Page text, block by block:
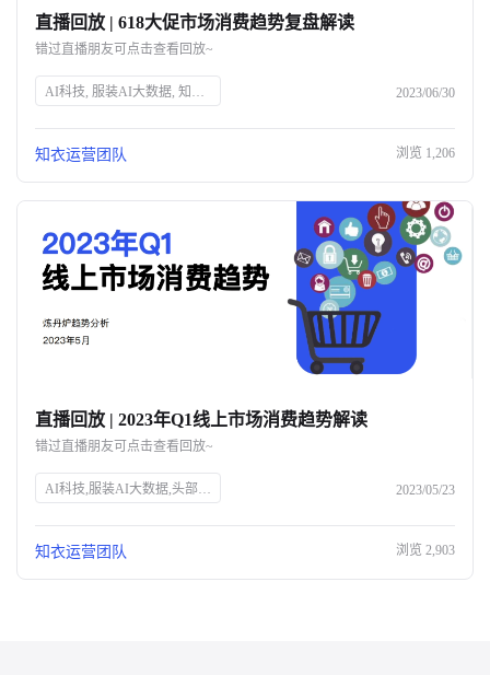
直播回放 | 618大促市场消费趋势复盘解读
错过直播朋友可点击查看回放~
AI科技, 服装AI大数据, 知衣科技, 头部企业, 人工智能, 服装行业, 数据分析, 技术创新, 智能解决方案, 时尚技术 2023/06/30
知衣运营团队 浏览 1,206
直播回放 | 2023年Q1线上市场消费趋势解读
错过直播朋友可点击查看回放~
AI科技,服装AI大数据,头部企业,知衣科技,官网SEO 2023/05/23
知衣运营团队 浏览 2,903